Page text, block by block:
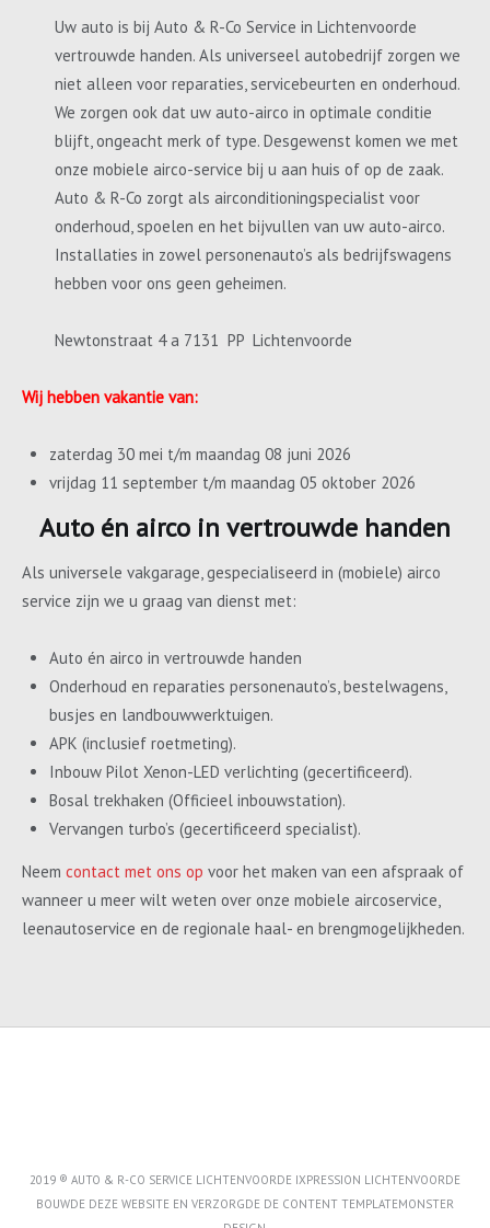
Uw auto is bij Auto & R-Co Service in Lichtenvoorde
vertrouwde handen. Als universeel autobedrijf zorgen we
niet alleen voor reparaties, servicebeurten en onderhoud.
We zorgen ook dat uw auto-airco in optimale conditie
blijft, ongeacht merk of type. Desgewenst komen we met
onze mobiele airco-service bij u aan huis of op de zaak.
Auto & R-Co zorgt als airconditioningspecialist voor
onderhoud, spoelen en het bijvullen van uw auto-airco.
Installaties in zowel personenauto’s als bedrijfswagens
hebben voor ons geen geheimen.
Newtonstraat 4 a 7131 PP Lichtenvoorde
Wij hebben vakantie van:
zaterdag 30 mei t/m maandag 08 juni 2026
vrijdag 11 september t/m maandag 05 oktober 2026
Auto én airco in vertrouwde handen
Als universele vakgarage, gespecialiseerd in (mobiele) airco
service zijn we u graag van dienst met:
Auto én airco in vertrouwde handen
Onderhoud en reparaties personenauto’s, bestelwagens,
busjes en landbouwwerktuigen.
APK (inclusief roetmeting).
Inbouw Pilot Xenon-LED verlichting (gecertificeerd).
Bosal trekhaken (Officieel inbouwstation).
Vervangen turbo’s (gecertificeerd specialist).
Neem contact met ons op voor het maken van een afspraak of
wanneer u meer wilt weten over onze mobiele aircoservice,
leenautoservice en de regionale haal- en brengmogelijkheden.
2019 ® AUTO & R-CO SERVICE LICHTENVOORDE IXPRESSION LICHTENVOORDE
BOUWDE DEZE WEBSITE EN VERZORGDE DE CONTENT TEMPLATEMONSTER